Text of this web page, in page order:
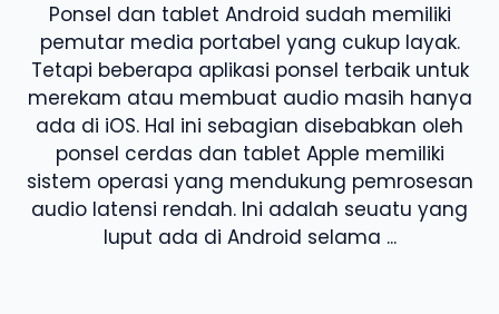
Ponsel dan tablet Android sudah memiliki
pemutar media portabel yang cukup layak.
Tetapi beberapa aplikasi ponsel terbaik untuk
merekam atau membuat audio masih hanya
ada di iOS. Hal ini sebagian disebabkan oleh
ponsel cerdas dan tablet Apple memiliki
sistem operasi yang mendukung pemrosesan
audio latensi rendah. Ini adalah seuatu yang
luput ada di Android selama ...